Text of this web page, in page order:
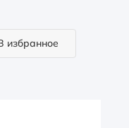
избранное